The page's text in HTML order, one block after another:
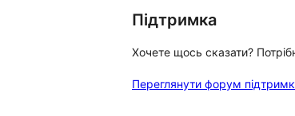
Підтримка
Хочете щось сказати?
Переглянути форум